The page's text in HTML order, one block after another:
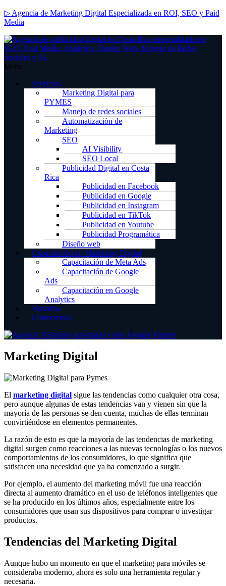
▷ Agencia de Marketing Digital Especializada en ROI, SEO y Paid
Media
Menu
Servicios
Marketing Digital para
PYMES
Manejo de redes sociales
Automatización de
Marketing
SEO
AI Visibility
SEO Local
Publicidad Digital en Costa
Rica
Publicidad en Facebook
Publicidad en Google
Publicidad en Instagram
Publicidad en TikTok
Publicidad en Youtube
Publicidad Programática
Diseño web
Capacitación en Marketing Digital
Capacitación de Meta Ads
Capacitación de Google
Ads
Capacitación en Google
Analytics
Nosotros
Contactenos
Marketing Digital
El marketing digital sigue las tendencias como cualquier otra cosa,
pero aunque algunas de estas tendencias van y vienen sin que la
mayoría de las personas se den cuenta, muchas de ellas terminan
convirtiéndose en elementos permanentes.
La razón de esto es que la mayoría de las tendencias de marketing
digital surgen como reacciones a las nuevas tecnologías o los nuevos
comportamientos de los consumidores, lo que significa que
satisfacen una necesidad que ya ha comenzado a surgir.
Por ejemplo, el aumento del marketing móvil fue una reacción
directa al aumento dramático en el uso de teléfonos inteligentes que
se ha producido en los últimos años, especialmente entre los
consumidores que usan sus dispositivos para comprar o investigar
productos.
Tendencias del Marketing Digital
Aunque hubo un momento en que el marketing para móviles se
consideraba moderno, ahora es solo una herramienta regular y
necesaria.